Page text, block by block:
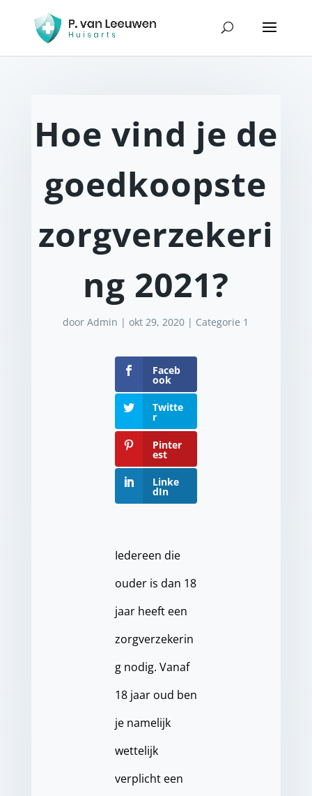
Hoe vind je de
goedkoopste
zorgverzekeri
ng 2021?
doorAdmin |okt 29, 2020 | Categorie 1
Faceb
ook
Twitte
r
Pinter
est
Linke
dIn
Iedereen die
ouder is dan 18
jaar heeft een
zorgverzekerin
g nodig. Vanaf
18 jaar oud ben
je namelijk
wettelijk
verplicht een